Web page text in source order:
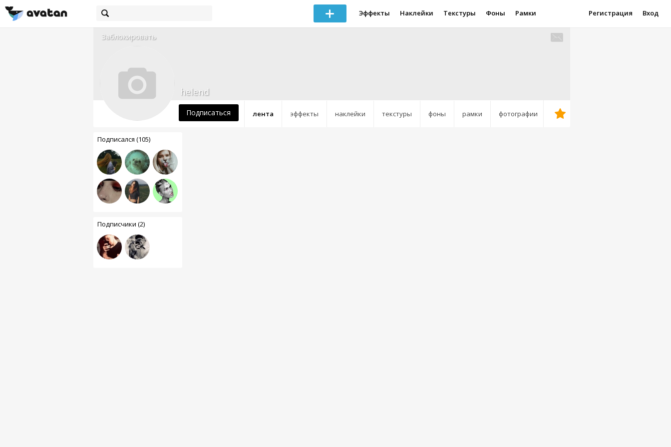
Эффекты Наклейки Текстуры Фоны Рамки Регистрация Вход
Заблокировать
лента эффекты наклейки текстуры фоны рамки фотографии
helend
Подписаться
Подписался (105)
Подписчики (2)